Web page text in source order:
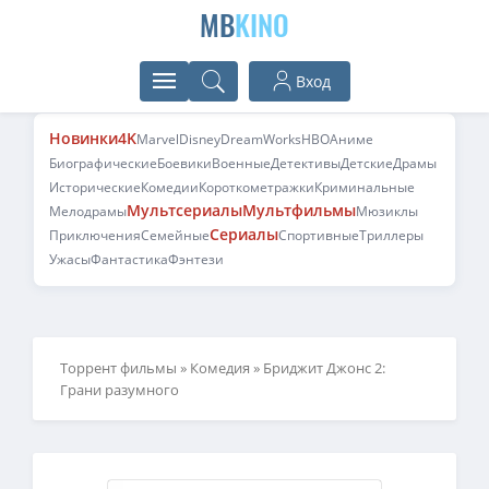
MBKINO
Вход
Новинки4KMarvelDisneyDreamWorksHBOАниме
БиографическиеБоевикиВоенныеДетективыДетскиеДрамы
ИсторическиеКомедииКороткометражкиКриминальные
МелодрамыМультсериалыМультфильмыМюзиклы
ПриключенияСемейныеСериалыСпортивныеТриллеры
УжасыФантастикаФэнтези
Торрент фильмы » Комедия » Бриджит Джонс 2:
Грани разумного